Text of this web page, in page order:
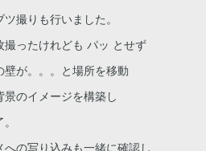
撮りも行いました。
ったけれども パッ とせず
が。。。と場所を移動
のイメージを構築し
の写り込みも一緒に確認し